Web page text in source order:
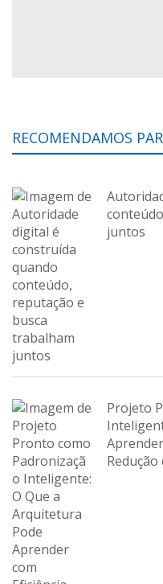
RECOMENDAMOS
juntos
Projeto
Redução